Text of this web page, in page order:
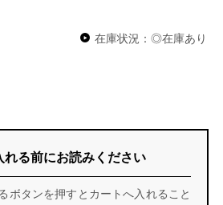
在庫状況：◎在庫あり
れる前にお読みください
ボタンを押すとカートへ入れること